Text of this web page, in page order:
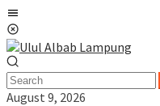
Skip
to
content
August 9, 2026